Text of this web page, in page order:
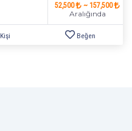
52,500 ~ 157,500
Aralığında